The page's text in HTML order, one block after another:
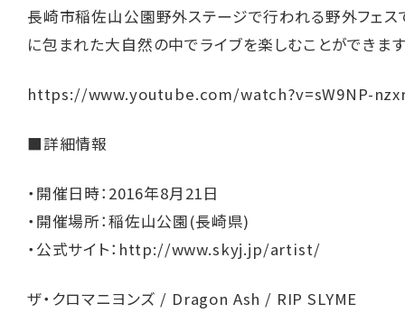
長崎市稲佐山公園野外ステージで行われる野外フェス
に包まれた大自然の中でライブを楽しむことができま
https://www.youtube.com/watch?v=sW9NP-
■詳細情報
・開催日時：2016年8月21日
・開催場所：稲佐山公園(長崎県)
・公式サイト： http://www.skyj.jp/artist/
ザ・クロマニヨンズ / Dragon Ash / RIP SLYME